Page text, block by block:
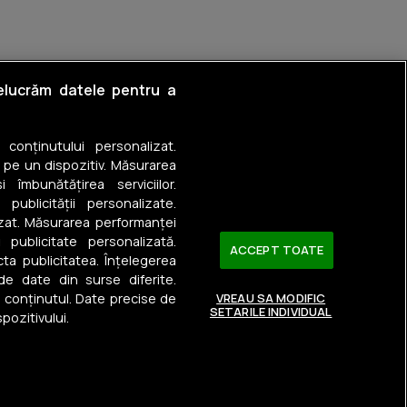
datele pentru a
personalizat.
un dispozitiv. Măsurarea
îmbunătățirea serviciilor.
personalizate.
Măsurarea performanței
personalizată.
publicitatea. Înțelegerea
date din surse diferite.
Date precise de
ACCEPT TOATE
VREAU SA MODIFIC
SETARILE INDIVIDUAL